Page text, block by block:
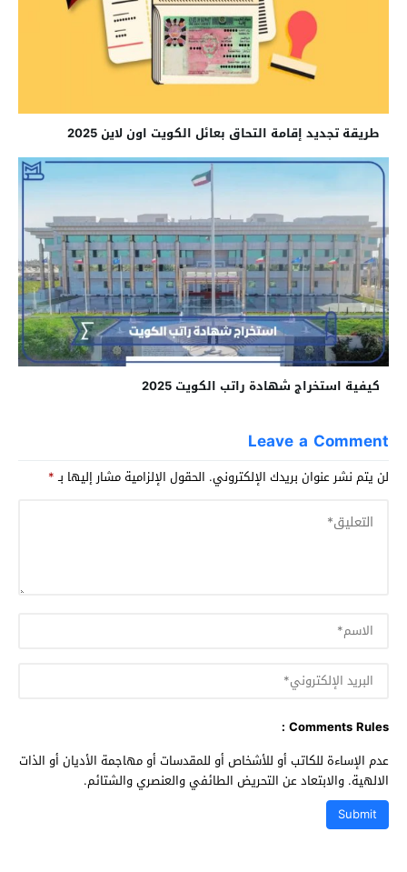
طريقة تجديد إقامة التحاق بعائل الكويت اون لاين 2025
كيفية استخراج شهادة راتب الكويت 2025
Leave a Comment
لن يتم نشر عنوان بريدك الإلكتروني. الحقول الإلزامية مشار إليها بـ*
Comments Rules :
عدم الإساءة للكاتب أو للأشخاص أو للمقدسات أو مهاجمة الأديان أو الذات
الالهية. والابتعاد عن التحريض الطائفي والعنصري والشتائم.